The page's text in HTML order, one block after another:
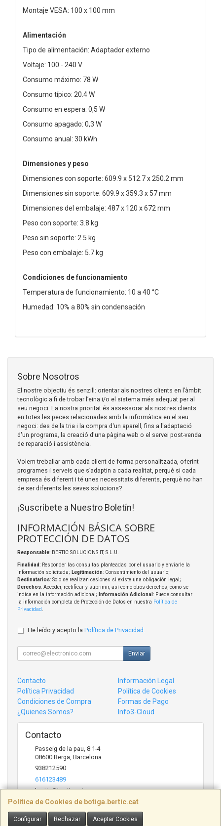
Montaje VESA: 100 x 100 mm
Alimentación
Tipo de alimentación: Adaptador externo
Voltaje: 100 - 240 V
Consumo máximo: 78 W
Consumo típico: 20.4 W
Consumo en espera: 0,5 W
Consumo apagado: 0,3 W
Consumo anual: 30 kWh
Dimensiones y peso
Dimensiones con soporte: 609.9 x 512.7 x 250.2 mm
Dimensiones sin soporte: 609.9 x 359.3 x 57 mm
Dimensiones del embalaje: 487 x 120 x 672 mm
Peso con soporte: 3.8 kg
Peso sin soporte: 2.5 kg
Peso con embalaje: 5.7 kg
Condiciones de funcionamiento
Temperatura de funcionamiento: 10 a 40 °C
Humedad: 10% a 80% sin condensación
Política de Cookies de botiga.bertic.cat
Configurar Rechazar Aceptar Cookies
Sobre Nosotros
El nostre objectiu és senzill: orientar als nostres clients en l’àmbit
tecnològic a fi de trobar l’eina i/o el sistema més adequat per al
seu negoci. La nostra prioritat és assessorar als nostres clients
en totes les peces relacionades amb la informàtica en el seu
negoci: des de la tria i la compra d'un aparell, fins a l'adaptació
d'un programa, la creació d'una pàgina web o el servei post-venda
de reparació i assistència.
Volem treballar amb cada client de forma personalitzada, oferint
programes i serveis que s’adaptin a cada realitat, perquè si cada
empresa és diferent i té unes necessitats diferents, perquè no han
de ser diferents les seves solucions?
¡Suscríbete a Nuestro Boletín!
INFORMACIÓN BÁSICA SOBRE
PROTECCIÓN DE DATOS
Responsable: BERTIC SOLUCIONS IT, S.L.U.
Finalidad: Responder las consultas planteadas por el usuario y enviarle la
información solicitada; Legitimación: Consentimiento del usuario;
Destinatarios: Solo se realizan cesiones si existe una obligación legal;
Derechos: Acceder, rectificar y suprimir, así como otros derechos, como se
indica en la información adicional;
Información Adicional : Puede consultar
la información completa de Protección de Datos en nuestra Política de
Privacidad
He leído y acepto la Política de Privacidad
Enviar
Contacto
Información Legal
Política Privacidad
Política de Cookies
Condiciones de Compra
Formas de Pago
¿Quienes Somos?
Info3-Cloud
Contacto
Passeig de la pau, 8 1-4
08600 Berga Barcelona
938212590
616123489
bertic@bertic.cat
Horario